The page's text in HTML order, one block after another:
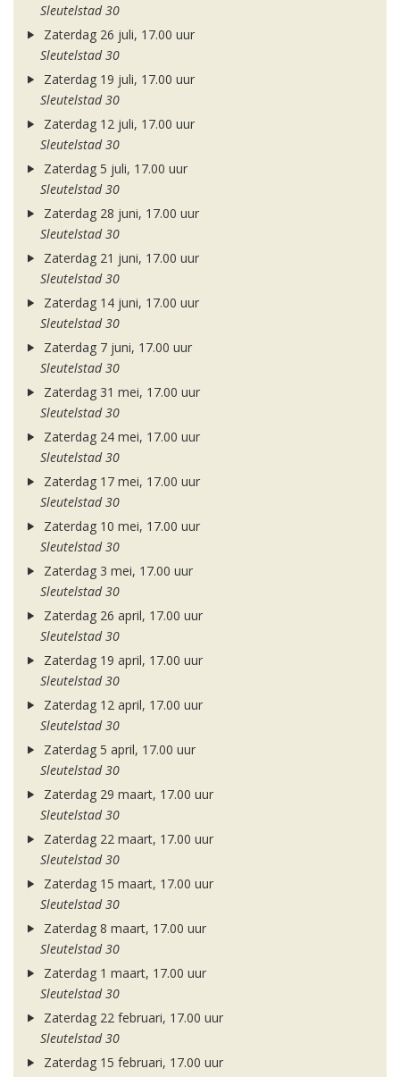
Sleutelstad 30
Zaterdag 26 juli, 17.00 uur
Sleutelstad 30
Zaterdag 19 juli, 17.00 uur
Sleutelstad 30
Zaterdag 12 juli, 17.00 uur
Sleutelstad 30
Zaterdag 5 juli, 17.00 uur
Sleutelstad 30
Zaterdag 28 juni, 17.00 uur
Sleutelstad 30
Zaterdag 21 juni, 17.00 uur
Sleutelstad 30
Zaterdag 14 juni, 17.00 uur
Sleutelstad 30
Zaterdag 7 juni, 17.00 uur
Sleutelstad 30
Zaterdag 31 mei, 17.00 uur
Sleutelstad 30
Zaterdag 24 mei, 17.00 uur
Sleutelstad 30
Zaterdag 17 mei, 17.00 uur
Sleutelstad 30
Zaterdag 10 mei, 17.00 uur
Sleutelstad 30
Zaterdag 3 mei, 17.00 uur
Sleutelstad 30
Zaterdag 26 april, 17.00 uur
Sleutelstad 30
Zaterdag 19 april, 17.00 uur
Sleutelstad 30
Zaterdag 12 april, 17.00 uur
Sleutelstad 30
Zaterdag 5 april, 17.00 uur
Sleutelstad 30
Zaterdag 29 maart, 17.00 uur
Sleutelstad 30
Zaterdag 22 maart, 17.00 uur
Sleutelstad 30
Zaterdag 15 maart, 17.00 uur
Sleutelstad 30
Zaterdag 8 maart, 17.00 uur
Sleutelstad 30
Zaterdag 1 maart, 17.00 uur
Sleutelstad 30
Zaterdag 22 februari, 17.00 uur
Sleutelstad 30
Zaterdag 15 februari, 17.00 uur